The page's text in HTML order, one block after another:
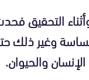
التحقيق
وغير ذلك
والحيوان.